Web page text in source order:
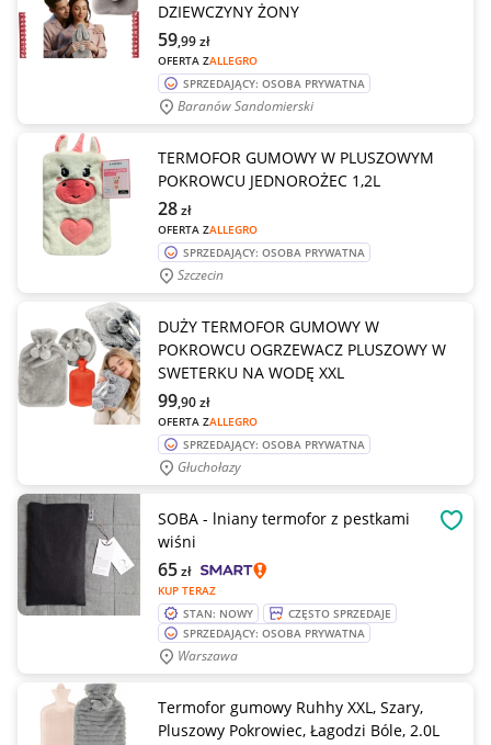
DZIEWCZYNY ŻONY
OFERTA ZALLEGRO
59,99zł
SPRZEDAJĄCY: OSOBA PRYWATNA
Baranów Sandomierski
TERMOFOR GUMOWY W PLUSZOWYM
POKROWCU JEDNOROŻEC 1,2L
OFERTA ZALLEGRO
28zł
SPRZEDAJĄCY: OSOBA PRYWATNA
Szczecin
DUŻY TERMOFOR GUMOWY W
POKROWCU OGRZEWACZ PLUSZOWY W
SWETERKU NA WODĘ XXL
OFERTA ZALLEGRO
99,90zł
SPRZEDAJĄCY: OSOBA PRYWATNA
Głuchołazy
SOBA - lniany termofor z pestkami
wiśni
KUP TERAZ
65zł
STAN: NOWY
CZĘSTO SPRZEDAJE
SPRZEDAJĄCY: OSOBA PRYWATNA
Warszawa
Termofor gumowy Ruhhy XXL, Szary,
Pluszowy Pokrowiec, Łagodzi Bóle, 2.0L